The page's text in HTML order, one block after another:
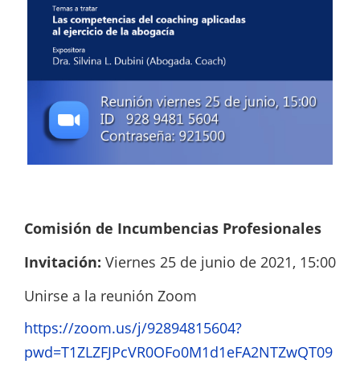
Comisión de Incumbencias Profesionales
Invitación: Viernes 25 de junio de 2021, 15:00
Unirse a la reunión Zoom
https://zoom.us/j/92894815604?
pwd=T1ZLZFJPcVR0OFo0M1d1eFA2NTZwQT09